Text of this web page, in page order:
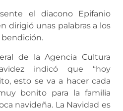
el diacono Epifanio
dirigió unas palabras a los
de la Agencia Cultura
indicó que “hoy
esto se va a hacer cada
bonito para la familia
navideña. La Navidad es